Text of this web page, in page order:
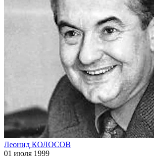
Леонид КОЛОСОВ
01 июля 1999